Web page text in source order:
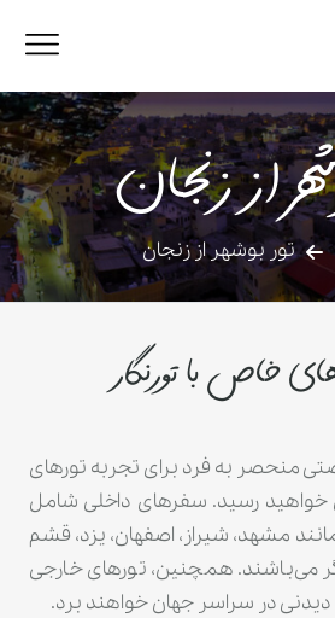
از زنجان
تور بوشهر از زنجان
خاص با تورنگار
منحصر به فرد برای تجربه تورهای
خواهید رسید. سفرهای داخلی شامل
مشهد، شیراز، اصفهان، یزد، قشم
می‌باشند. همچنین، تورهای خارجی
دیدنی در سراسر جهان خواهند برد.